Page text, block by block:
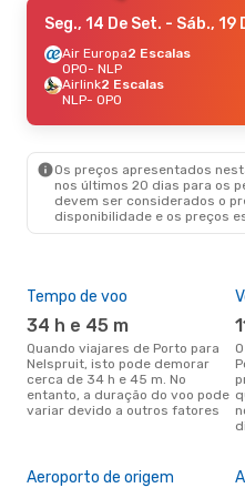
Seg., 14 De Set. - Sáb., 19
Air Europa2 Escalas
OPO- NLP
Airlink2 Escalas
NLP- OPO
Os preços apresentados
nos últimos 20 dias para os
devem ser considerados o
disponibilidade e os preços
Tempo de voo
34 h e 45 m
Quando viajares de Porto para
Nelspruit, isto pode demorar
cerca de 34 h e 45 m. No
entanto, a duração do voo pode
variar devido a outros fatores
O melhor preço para voos de
Aeroporto de origem